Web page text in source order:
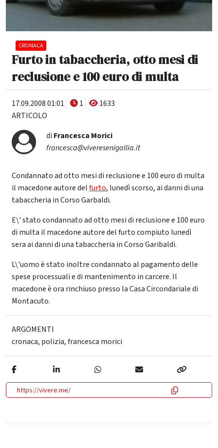
CRONACA
Furto in tabaccheria, otto mesi di
reclusione e 100 euro di multa
17.09.2008 01:01 1
1633
ARTICOLO
di Francesca Morici
francesca@viveresenigallia.it
Condannato ad otto mesi di reclusione e 100 euro di multa
il macedone autore delfurto, lunedì scorso, ai danni di una
tabaccheria in Corso Garbaldi.
E\' stato condannato ad otto mesi di reclusione e 100 euro
di multa il macedone autore del furto compiuto lunedì
sera ai danni di una tabaccheria in Corso Garibaldi.
L\'uomo è stato inoltre condannato al pagamento delle
spese processuali e di mantenimento in carcere. Il
macedone è ora rinchiuso presso la Casa Circondariale di
Montacuto.
ARGOMENTI
cronaca, polizia,francesca morici
https://vivere.me/